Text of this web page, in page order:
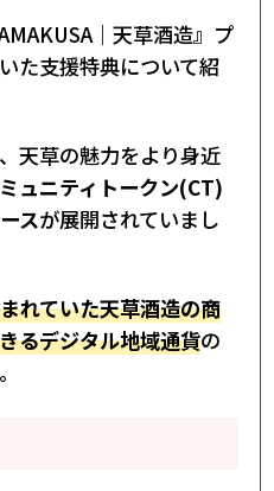
｜天草酒造』プ
た支援特典について紹
天草の魅力をより身近
ュニティトークン(CT)
スが展開されていまし
れていた天草酒造の商
るデジタル地域通貨の